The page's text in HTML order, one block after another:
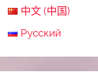
中文 (中国)
Русский